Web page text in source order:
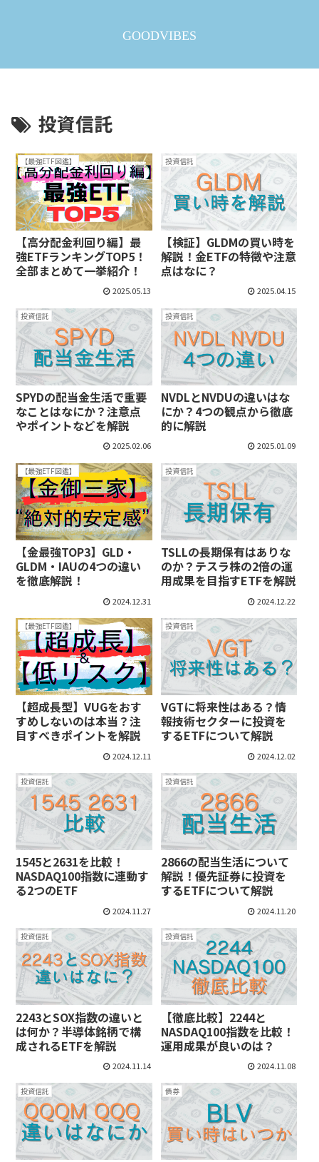
GOODVIBES
投資信託
【最強ETF図鑑】
【高分配金利回り編】最
強ETFランキングTOP5！
全部まとめて一挙紹介！
2025.05.13
投資信託
【検証】GLDMの買い時を
解説！金ETFの特徴や注意
点はなに？
2025.04.15
投資信託
SPYDの配当金生活で重要
なことはなにか？注意点
やポイントなどを解説
2025.02.06
投資信託
NVDLとNVDUの違いはな
にか？4つの観点から徹底
的に解説
2025.01.09
【最強ETF図鑑】
【金最強TOP3】GLD・
GLDM・IAUの4つの違い
を徹底解説！
2024.12.31
投資信託
TSLLの長期保有はありな
のか？テスラ株の2倍の運
用成果を目指すETFを解説
2024.12.22
【最強ETF図鑑】
【超成長型】VUGをおす
すめしないのは本当？注
目すべきポイントを解説
2024.12.11
投資信託
VGTに将来性はある？情
報技術セクターに投資を
するETFについて解説
2024.12.02
投資信託
1545と2631を比較！
NASDAQ100指数に連動す
る2つのETF
2024.11.27
投資信託
2866の配当生活について
解説！優先証券に投資を
するETFについて解説
2024.11.20
投資信託
2243とSOX指数の違いと
は何か？半導体銘柄で構
成されるETFを解説
2024.11.14
投資信託
【徹底比較】2244と
NASDAQ100指数を比較！
運用成果が良いのは？
2024.11.08
投資信託 債券